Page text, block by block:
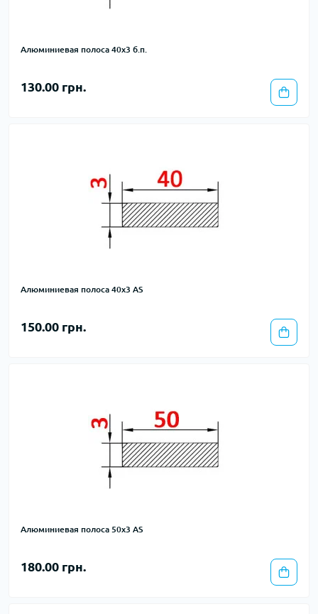
Алюминиевая полоса 40х3 б.п.
130.00 грн.
Алюминиевая полоса 40х3 AS
150.00 грн.
Алюминиевая полоса 50х3 AS
180.00 грн.